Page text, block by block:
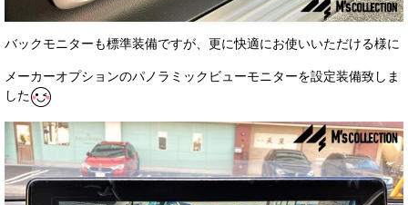
バックモニターも標準装備ですが、更に快適にお使いいただける様に
メーカーオプションのパノラミックビューモニターを設定装備致しま
した